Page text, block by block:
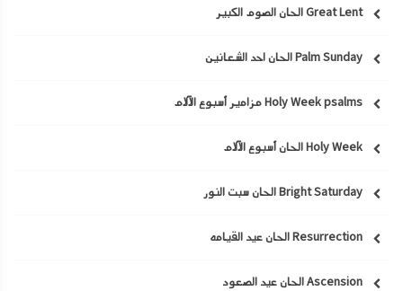
Great Lent الحان الصوم الكبير
Palm Sunday الحان احد الشعانين
Holy Week psalms مزامير أسبوع الآلام
Holy Week الحان أسبوع الآلام
Bright Saturday الحان سبت النور
Resurrection الحان عيد القيامه
Ascension الحان عيد الصعود